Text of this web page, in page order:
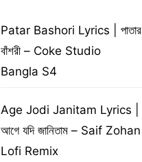
Patar Bashori Lyrics | পাতার
বাঁশরী – Coke Studio
Bangla S4
Age Jodi Janitam Lyrics |
আগে যদি জানিতাম – Saif Zohan
Lofi Remix